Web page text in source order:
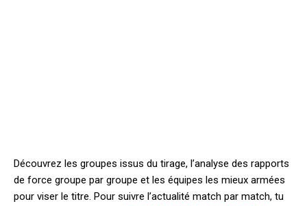
Découvrez les groupes issus du tirage, l’analyse des rapports
de force groupe par groupe et les équipes les mieux armées
pour viser le titre. Pour suivre l’actualité match par match, tu